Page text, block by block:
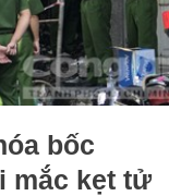
bốc
mắc kẹt tử